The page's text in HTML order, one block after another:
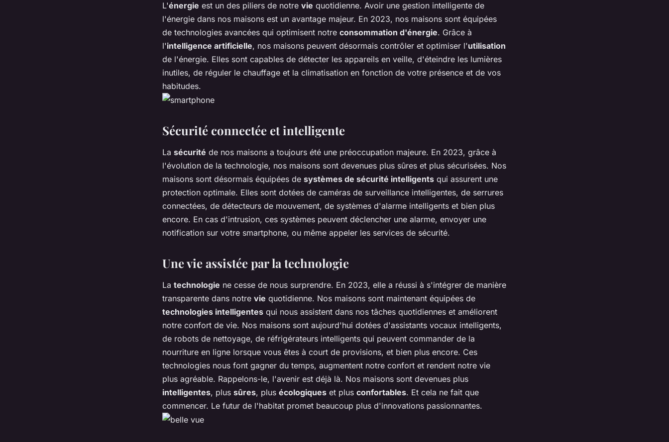
L'énergie est un des piliers de notre vie quotidienne. Avoir une gestion intelligente de
l'énergie dans nos maisons est un avantage majeur. En 2023, nos maisons sont équipées
de technologies avancées qui optimisent notre consommation d'énergie. Grâce à
l'intelligence artificielle, nos maisons peuvent désormais contrôler et optimiser l'utilisation
de l'énergie. Elles sont capables de détecter les appareils en veille, d'éteindre les lumières
inutiles, de réguler le chauffage et la climatisation en fonction de votre présence et de vos
habitudes.
Sécurité connectée et intelligente
La sécurité de nos maisons a toujours été une préoccupation majeure. En 2023, grâce à
l'évolution de la technologie, nos maisons sont devenues plus sûres et plus sécurisées. Nos
maisons sont désormais équipées de systèmes de sécurité intelligents qui assurent une
protection optimale. Elles sont dotées de caméras de surveillance intelligentes, de serrures
connectées, de détecteurs de mouvement, de systèmes d'alarme intelligents et bien plus
encore. En cas d'intrusion, ces systèmes peuvent déclencher une alarme, envoyer une
notification sur votre smartphone, ou même appeler les services de sécurité.
Une vie assistée par la technologie
La technologie ne cesse de nous surprendre. En 2023, elle a réussi à s'intégrer de manière
transparente dans notre vie quotidienne. Nos maisons sont maintenant équipées de
technologies intelligentes qui nous assistent dans nos tâches quotidiennes et améliorent
notre confort de vie. Nos maisons sont aujourd'hui dotées d'assistants vocaux intelligents,
de robots de nettoyage, de réfrigérateurs intelligents qui peuvent commander de la
nourriture en ligne lorsque vous êtes à court de provisions, et bien plus encore. Ces
technologies nous font gagner du temps, augmentent notre confort et rendent notre vie
plus agréable. Rappelons-le, l'avenir est déjà là. Nos maisons sont devenues plus
intelligentes, plus sûres, plus écologiques et plus confortables. Et cela ne fait que
commencer. Le futur de l'habitat promet beaucoup plus d'innovations passionnantes.